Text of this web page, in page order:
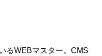
るWEBマスター。CMS